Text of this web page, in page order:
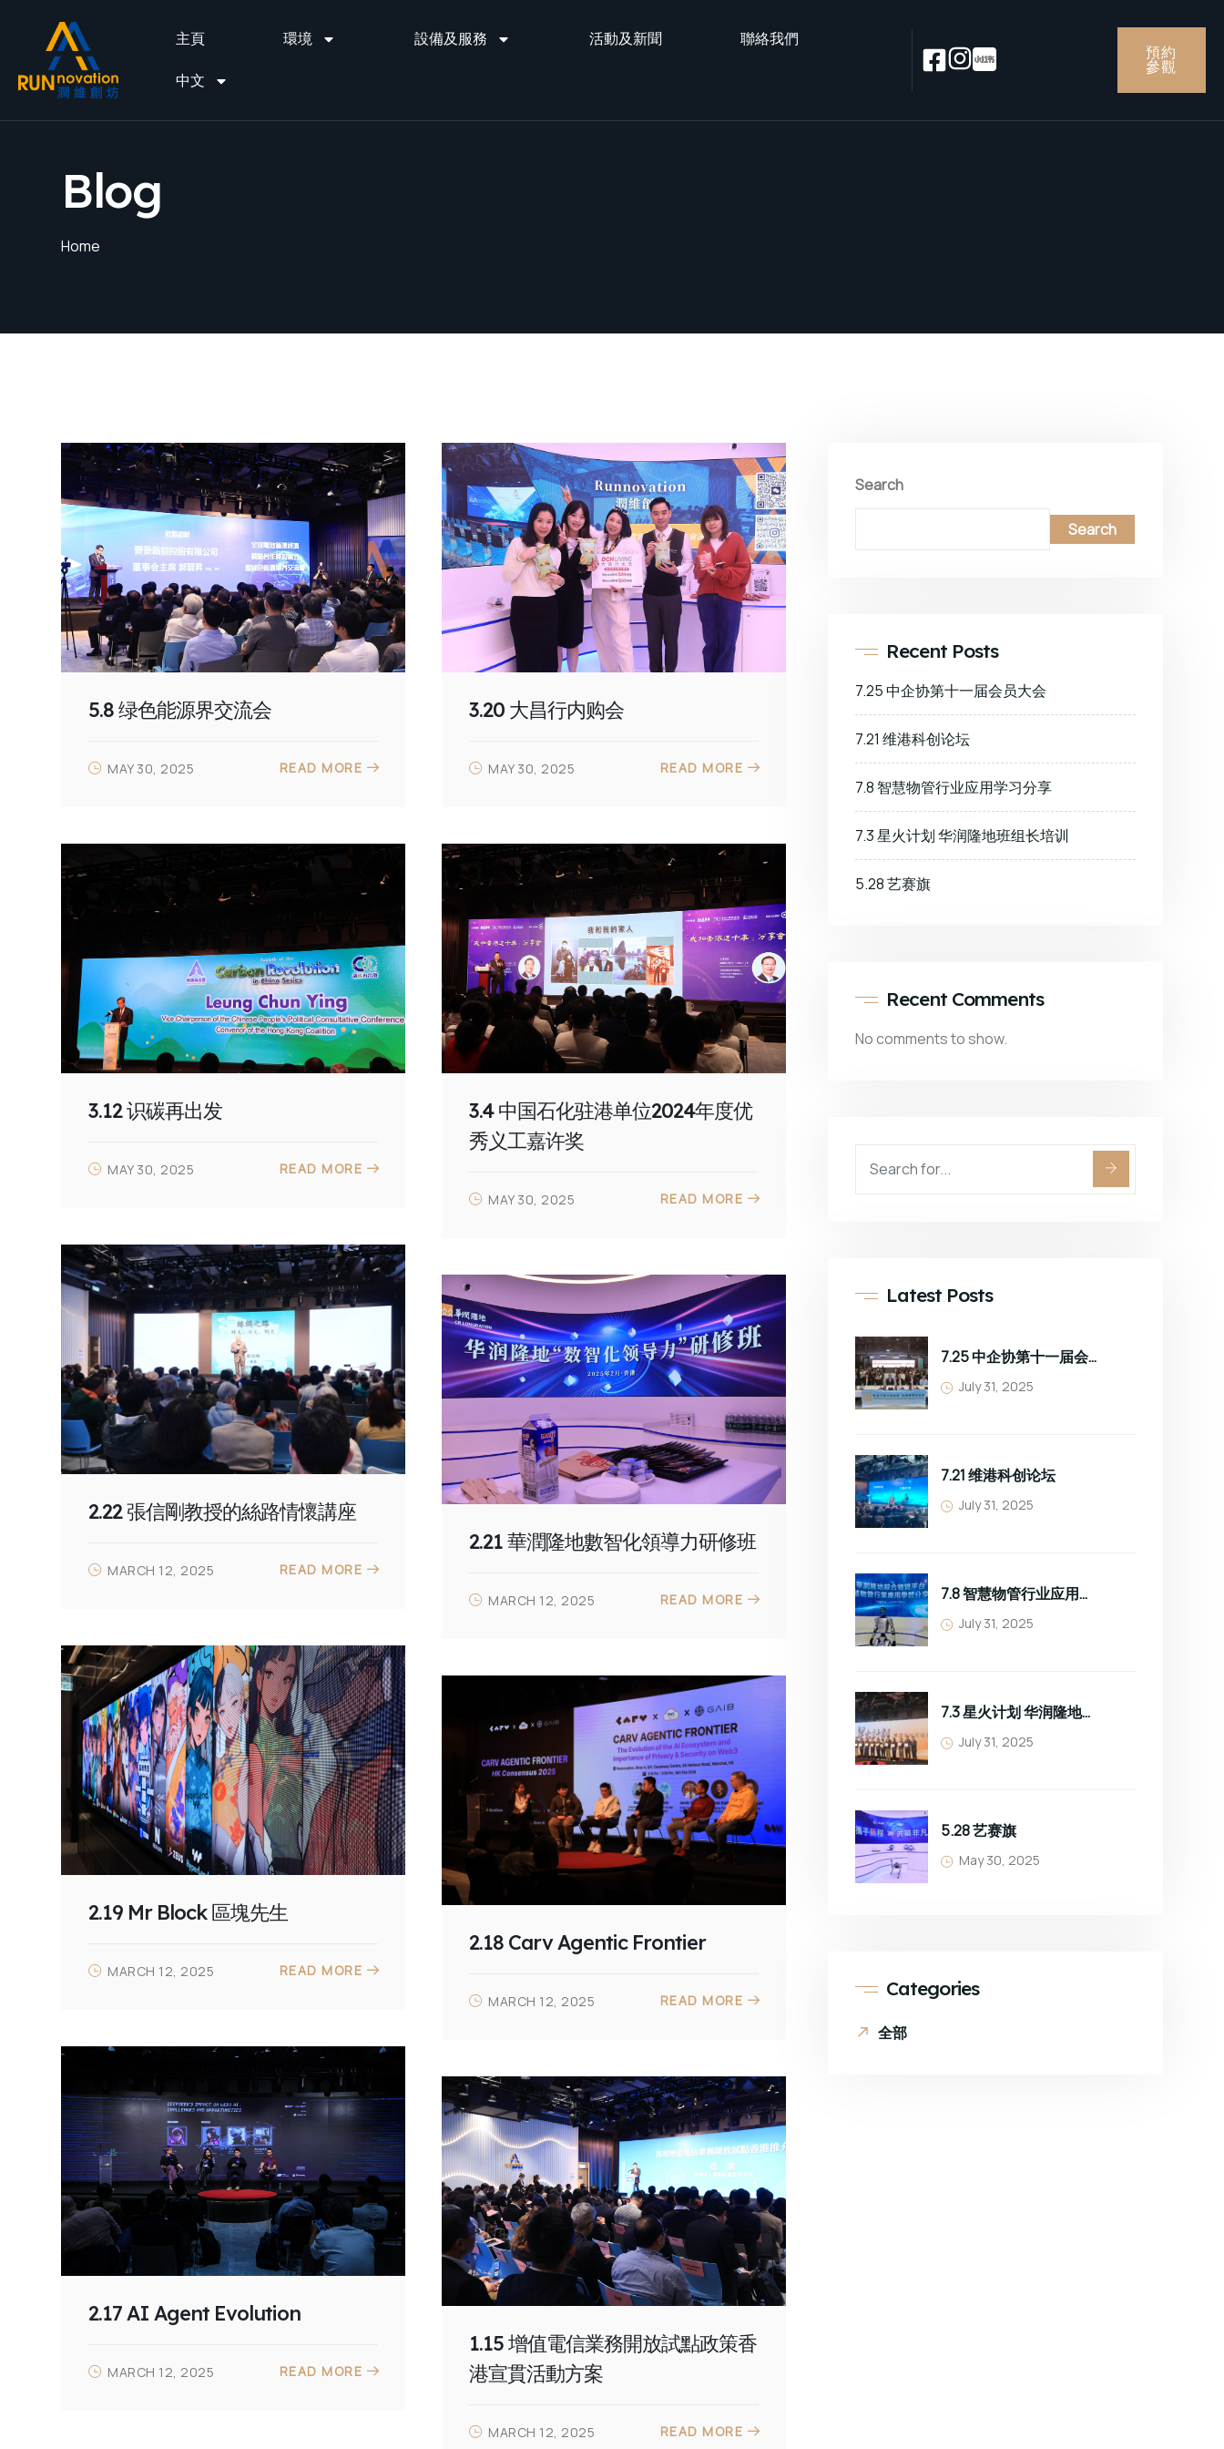
主頁 環境 設備及服務 活動及新聞 聯絡我們
中文
預約
參觀
Blog
Home
5.8 绿色能源界交流会
MAY 30, 2025 READ MORE
3.20 大昌行内购会
MAY 30, 2025 READ MORE
3.12 识碳再出发
MAY 30, 2025 READ MORE
3.4 中国石化驻港单位2024年度优
秀义工嘉许奖
MAY 30, 2025 READ MORE
2.22 張信剛教授的絲路情懷講座
MARCH 12, 2025 READ MORE
2.21 華潤隆地數智化領導力研修班
MARCH 12, 2025 READ MORE
2.19 Mr Block 區塊先生
MARCH 12, 2025 READ MORE
2.18 Carv Agentic Frontier
MARCH 12, 2025 READ MORE
2.17 AI Agent Evolution
MARCH 12, 2025 READ MORE
1.15 增值電信業務開放試點政策香
港宣貫活動方案
MARCH 12, 2025 READ MORE
Search
Search
Recent Posts
7.25 中企协第十一届会员大会
7.21 维港科创论坛
7.8 智慧物管行业应用学习分享
7.3 星火计划 华润隆地班组长培训
5.28 艺赛旗
Recent Comments
No comments to show.
Latest Posts
7.25 中企协第十一届会员大会
July 31, 2025
7.21 维港科创论坛
July 31, 2025
7.8 智慧物管行业应用学习分享
July 31, 2025
7.3 星火计划 华润隆地班组长培训
July 31, 2025
5.28 艺赛旗
May 30, 2025
Categories
全部